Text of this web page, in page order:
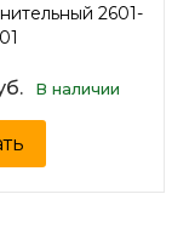
2601-
В наличии